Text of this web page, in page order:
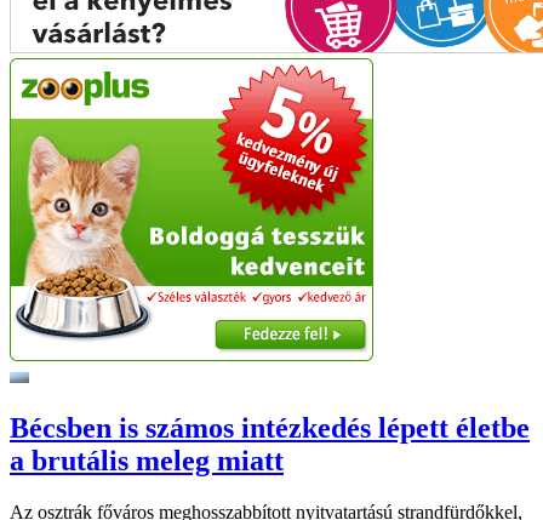
Bécsben is számos intézkedés lépett életbe
a brutális meleg miatt
Az osztrák főváros meghosszabbított nyitvatartású strandfürdőkkel,